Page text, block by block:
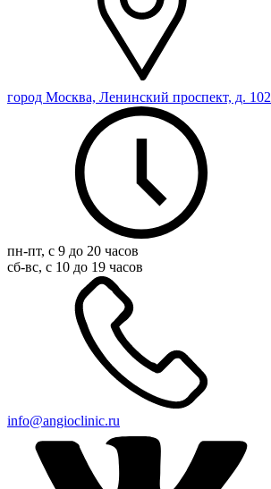
город Москва, Ленинский проспект, д. 102
пн-пт, с 9 до 20 часов
сб-вс, с 10 до 19 часов
info@angioclinic.ru